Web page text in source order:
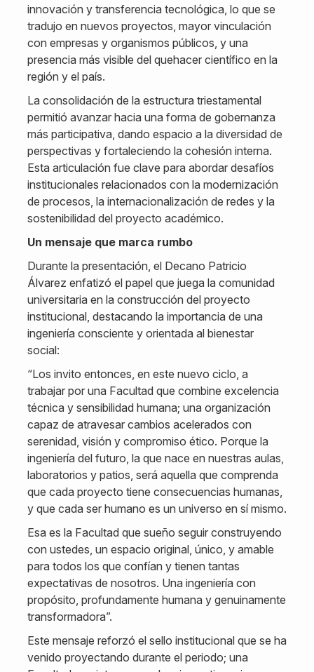
innovación y transferencia tecnológica, lo que se
tradujo en nuevos proyectos, mayor vinculación
con empresas y organismos públicos, y una
presencia más visible del quehacer científico en la
región y el país.
La consolidación de la estructura triestamental
permitió avanzar hacia una forma de gobernanza
más participativa, dando espacio a la diversidad de
perspectivas y fortaleciendo la cohesión interna.
Esta articulación fue clave para abordar desafíos
institucionales relacionados con la modernización
de procesos, la internacionalización de redes y la
sostenibilidad del proyecto académico.
Un mensaje que marca rumbo
Durante la presentación, el Decano Patricio
Álvarez enfatizó el papel que juega la comunidad
universitaria en la construcción del proyecto
institucional, destacando la importancia de una
ingeniería consciente y orientada al bienestar
social:
“Los invito entonces, en este nuevo ciclo, a
trabajar por una Facultad que combine excelencia
técnica y sensibilidad humana; una organización
capaz de atravesar cambios acelerados con
serenidad, visión y compromiso ético. Porque la
ingeniería del futuro, la que nace en nuestras aulas,
laboratorios y patios, será aquella que comprenda
que cada proyecto tiene consecuencias humanas,
y que cada ser humano es un universo en sí mismo.
Esa es la Facultad que sueño seguir construyendo
con ustedes, un espacio original, único, y amable
para todos los que confían y tienen tantas
expectativas de nosotros. Una ingeniería con
propósito, profundamente humana y genuinamente
transformadora”.
Este mensaje reforzó el sello institucional que se ha
venido proyectando durante el periodo; una